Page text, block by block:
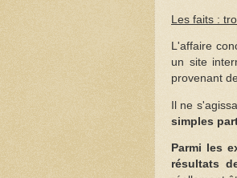
Les faits :
L'affaire
un site
provenant
Il ne
simples
Parmi les
résultats